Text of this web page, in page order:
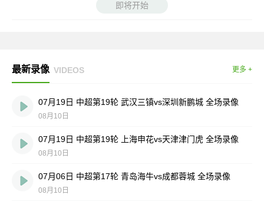
即将开始
最新录像 VIDEOS 更多 +
07月19日 中超第19轮 武汉三镇vs深圳新鹏城 全场录像
08月10日
07月19日 中超第19轮 上海申花vs天津津门虎 全场录像
08月10日
07月06日 中超第17轮 青岛海牛vs成都蓉城 全场录像
08月10日